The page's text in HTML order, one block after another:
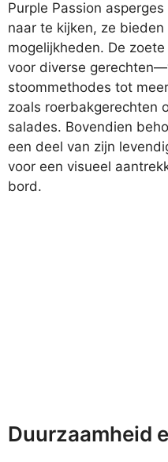
Purple Passion
naar te kijken, ze
mogelijkheden. De
voor diverse
stoommethodes tot
zoals roerbakgerechten
salades. Bovendien
een deel van zijn
voor een visueel
bord.
Duurzaamheid